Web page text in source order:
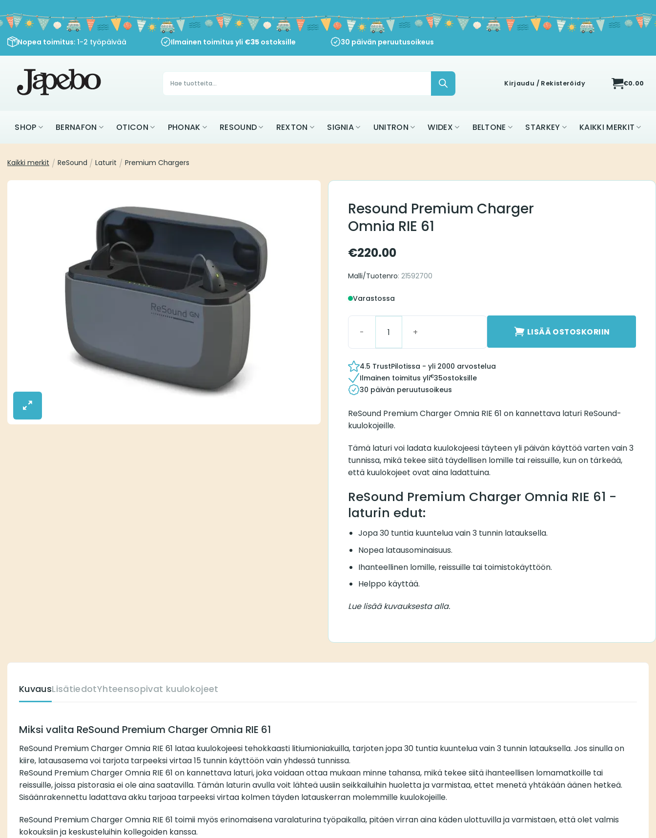
sisältöön
Nopea toimitus: 1-2 työpäivää Ilmainen toimitus yli €35 ostoksille 30 päivän peruutusoikeus
Products
search Kirjaudu / Rekisteröidy €0.00
SHOP BERNAFON OTICON PHONAK RESOUND REXTON SIGNIA UNITRON WIDEX BELTONE STARKEY KAIKKI MERKIT
Kaikki merkit / ReSound / Laturit / Premium Chargers
Resound Premium Charger
Omnia RIE 61
€220.00
Malli/Tuotenro: 21592700
Varastossa
LISÄÄ OSTOSKORIIN
4.5 TrustPilotissa - yli 2000 arvostelua
Ilmainen toimitus yli€35ostoksille
30 päivän peruutusoikeus
ReSound Premium Charger Omnia RIE 61 on kannettava laturi ReSound-
kuulokojeille.
Tämä laturi voi ladata kuulokojeesi täyteen yli päivän käyttöä varten vain 3
tunnissa, mikä tekee siitä täydellisen lomille tai reissuille, kun on tärkeää,
että kuulokojeet ovat aina ladattuina.
ReSound Premium Charger Omnia RIE 61 -
laturin edut:
Jopa 30 tuntia kuuntelua vain 3 tunnin latauksella.
Nopea latausominaisuus.
Ihanteellinen lomille, reissuille tai toimistokäyttöön.
Helppo käyttää.
Lue lisää kuvauksesta alla.
KuvausLisätiedotYhteensopivat kuulokojeet
Miksi valita ReSound Premium Charger Omnia RIE 61
ReSound Premium Charger Omnia RIE 61 lataa kuulokojeesi tehokkaasti litiumioniakuilla, tarjoten jopa 30 tuntia kuuntelua vain 3 tunnin latauksella. Jos sinulla on
kiire, latausasema voi tarjota tarpeeksi virtaa 15 tunnin käyttöön vain yhdessä tunnissa.
ReSound Premium Charger Omnia RIE 61 on kannettava laturi, joka voidaan ottaa mukaan minne tahansa, mikä tekee siitä ihanteellisen lomamatkoille tai
reissuille, joissa pistorasia ei ole aina saatavilla. Tämän laturin avulla voit lähteä uusiin seikkailuihin huoletta ja varmistaa, ettet menetä yhtäkään äänen hetkeä.
Sisäänrakennettu ladattava akku tarjoaa tarpeeksi virtaa kolmen täyden latauskerran molemmille kuulokojeille.
ReSound Premium Charger Omnia RIE 61 toimii myös erinomaisena varalaturina työpaikalla, pitäen virran aina käden ulottuvilla ja varmistaen, että olet valmis
kokouksiin ja keskusteluihin kollegoiden kanssa.